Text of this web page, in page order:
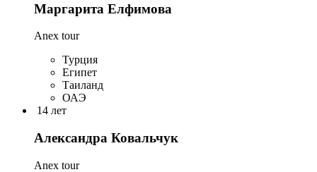
Маргарита Елфимова
Anex tour
Турция
Египет
Таиланд
ОАЭ
14 лет
Александра Ковальчук
Anex tour